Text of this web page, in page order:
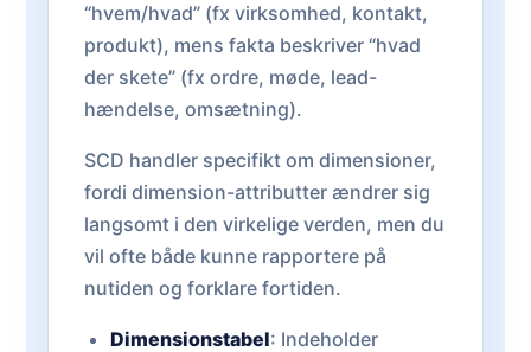
“hvem/hvad” (fx virksomhed, kontakt,
produkt), mens fakta beskriver “hvad
der skete” (fx ordre, møde, lead-
hændelse, omsætning).
SCD handler specifikt om dimensioner,
fordi dimension-attributter ændrer sig
langsomt i den virkelige verden, men du
vil ofte både kunne rapportere på
nutiden og forklare fortiden.
Dimensionstabel: Indeholder